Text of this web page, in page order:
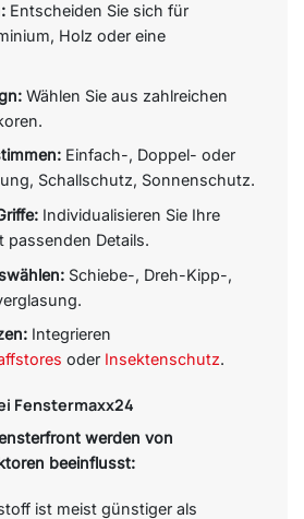
Entscheiden Sie sich für
Holz oder eine
Wählen Sie aus zahlreichen
Einfach-, Doppel- oder
Schallschutz, Sonnenschutz.
Individualisieren Sie Ihre
passenden Details.
Schiebe-, Dreh-Kipp-,
Integrieren
oder Insektenschutz.
Fenstermaxx24
werden von
beeinflusst:
ist meist günstiger als